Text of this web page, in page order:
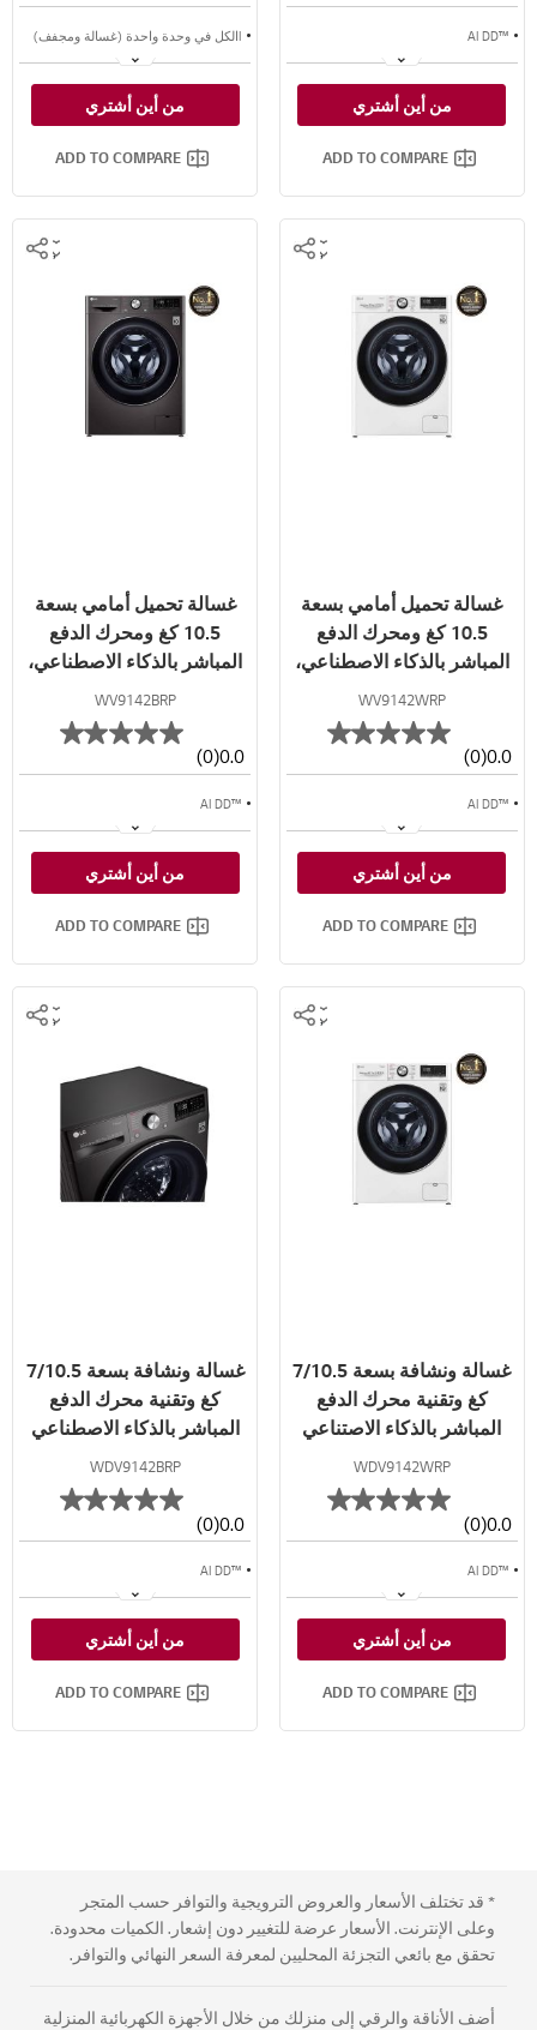
™AI DD
سعة أكبر
من أين أشتري
ADD TO COMPARE
Iالكل في وحدة واحدة (غسالة ومجفف)
لوحة التحكم المركزي
محرك الدفع المباشر AI DD
من أين أشتري
ADD TO COMPARE
غسالة تحميل أمامي بسعة
10.5 كغ ومحرك الدفع
المباشر بالذكاء الاصطناعي،
بخار، لون أبيض
WV9142WRP
0.0
(0)
™AI DD
من أين أشتري
ADD TO COMPARE
غسالة تحميل أمامي بسعة
10.5 كغ ومحرك الدفع
المباشر بالذكاء الاصطناعي،
بخار، لون أسود
WV9142BRP
0.0
(0)
™AI DD
من أين أشتري
ADD TO COMPARE
غسالة ونشافة بسعة 7/10.5
كغ وتقنية محرك الدفع
المباشر بالذكاء الاصتناعي
والغسيل السريع لون أبيض
WDV9142WRP
0.0
(0)
™AI DD
من أين أشتري
ADD TO COMPARE
غسالة ونشافة بسعة 7/10.5
كغ وتقنية محرك الدفع
المباشر بالذكاء الاصطناعي
والغسيل السريع لون أسود
WDV9142BRP
0.0
(0)
™AI DD
من أين أشتري
ADD TO COMPARE
* قد تختلف الأسعار والعروض الترويجية والتوافر حسب المتجر
وعلى الإنترنت. الأسعار عرضة للتغيير دون إشعار. الكميات محدودة.
تحقق مع بائعي التجزئة المحليين لمعرفة السعر النهائي والتوافر.
أضف الأناقة والرقي إلى منزلك من خلال الأجهزة الكهربائية المنزلية